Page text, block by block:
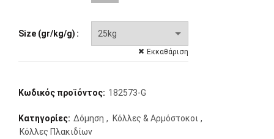
Size (gr/kg/g)
Εκκαθάριση
Κωδικός προϊόντος: 182573-G
Κατηγορίες: Δόμηση , Κόλλες & Αρμόστοκοι ,
Κόλλες Πλακιδίων